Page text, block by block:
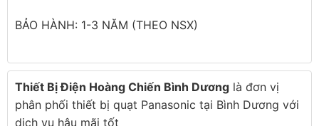
BẢO HÀNH: 1-3 NĂM (THEO NSX)
Thiết Bị Điện Hoàng Chiến Bình Dương là đơn vị
phân phối thiết bị quạt Panasonic tại Bình Dương với
dịch vụ hậu mãi tốt